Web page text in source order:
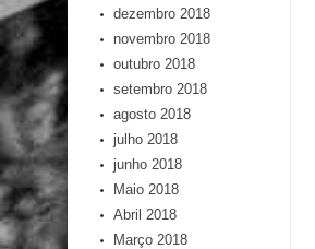
dezembro 2018
novembro 2018
outubro 2018
setembro 2018
agosto 2018
julho 2018
junho 2018
Maio 2018
Abril 2018
Março 2018